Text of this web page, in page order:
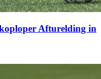
Afturelding in